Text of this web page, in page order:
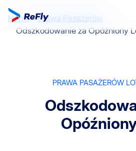
Home
Prawa Pasażerów
Odszkodowanie za Opóźniony
PRAWA PASAŻERÓW